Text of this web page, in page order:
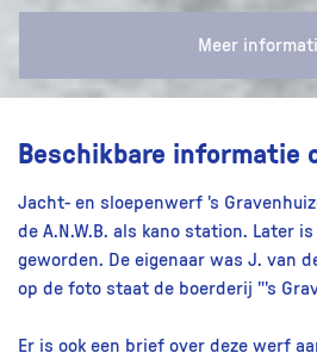
Meer
Beschikbare informatie
Jacht- en sloepenwerf 's
de A.N.W.B. als kano station. Later
geworden. De eigenaar was J. van
op de foto staat de boerderij "'s
Er is ook een brief over deze werf